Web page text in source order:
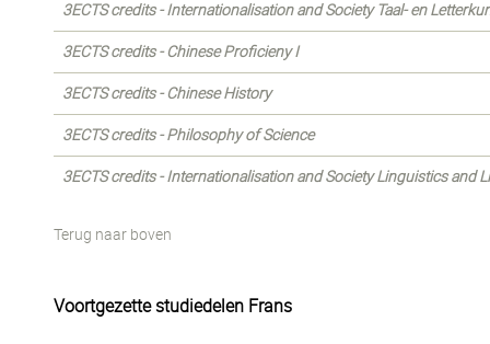
3ECTS credits - Internationalisation and Society Taal- en
3ECTS credits - Chinese Proficieny I
3ECTS credits - Chinese History
3ECTS credits - Philosophy of Science
3ECTS credits - Internationalisation and Society Linguistics and
Terug naar boven
Voortgezette studiedelen Frans